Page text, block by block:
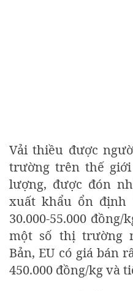
Vải thiều được
trường trên thế
lượng, được đón
xuất khẩu ổn định
30.000-55.000
một số thị trường
Bản, EU có giá bán
450.000 đồng/kg và